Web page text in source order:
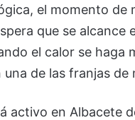
el momento
que se
el calor se
de las franjas de
activo en Albacete